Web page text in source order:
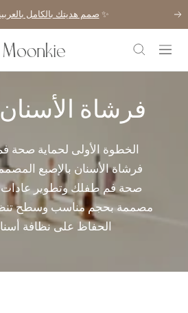
محتوي
السابق ✨ صمم هديتك بالكامل
التنقل Moonkie
فرشاة
الخطوة الأولى لحماية صحة
فرشاة الأسنان بالإصبع
صحة فم طفلك وتطوير عادات
مصممة بحجم مناسب وسطح
الحفاظ على نظافة